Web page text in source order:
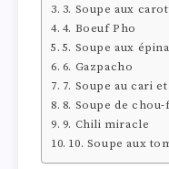
3. Soupe aux
4. Boeuf Pho
5. Soupe aux
6. Gazpacho
7. Soupe au cari
8. Soupe de
9. Chili miracle
10. Soupe aux